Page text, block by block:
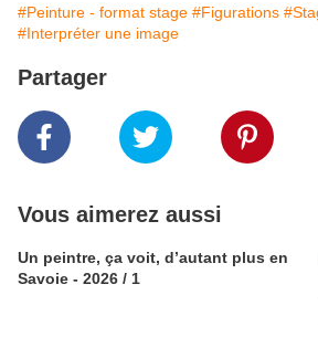
#Peinture - format stage #Figurations
#Interpréter une image
Partager
Vous aimerez aussi
Un peintre, ça voit, d’autant plus en
Savoie - 2026 / 1